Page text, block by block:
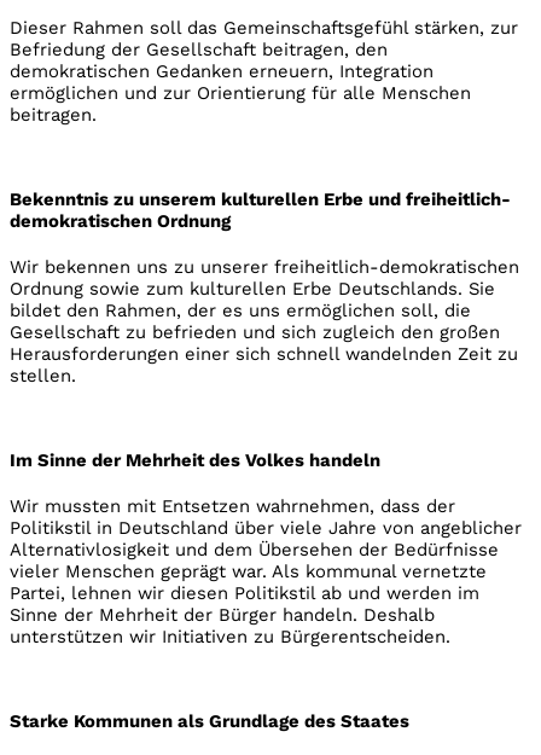
Dieser Rahmen soll das Gemeinschaftsgefühl stärken, zur
Befriedung der Gesellschaft beitragen, den
demokratischen Gedanken erneuern, Integration
ermöglichen und zur Orientierung für alle Menschen
beitragen.
Bekenntnis zu unserem kulturellen Erbe und freiheitlich-
demokratischen Ordnung
Wir bekennen uns zu unserer freiheitlich-demokratischen
Ordnung sowie zum kulturellen Erbe Deutschlands. Sie
bildet den Rahmen, der es uns ermöglichen soll, die
Gesellschaft zu befrieden und sich zugleich den großen
Herausforderungen einer sich schnell wandelnden Zeit zu
stellen.
Im Sinne der Mehrheit des Volkes handeln
Wir mussten mit Entsetzen wahrnehmen, dass der
Politikstil in Deutschland über viele Jahre von angeblicher
Alternativlosigkeit und dem Übersehen der Bedürfnisse
vieler Menschen geprägt war. Als kommunal vernetzte
Partei, lehnen wir diesen Politikstil ab und werden im
Sinne der Mehrheit der Bürger handeln. Deshalb
unterstützen wir Initiativen zu Bürgerentscheiden.
Starke Kommunen als Grundlage des Staates